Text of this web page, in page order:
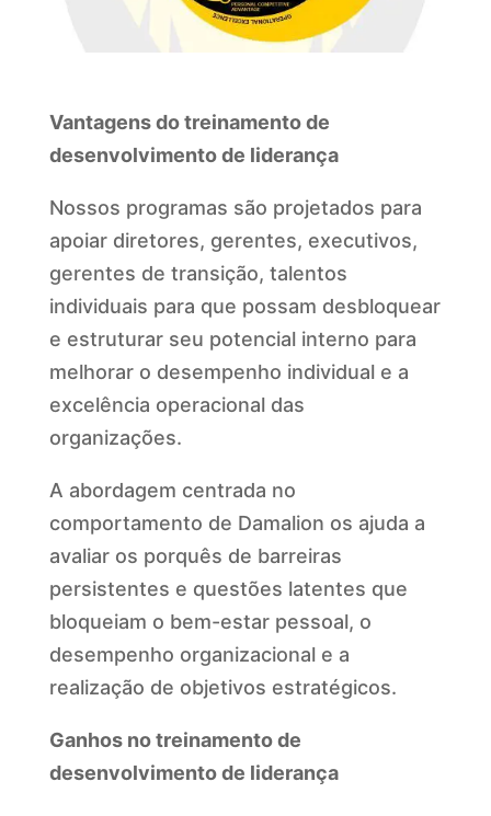
Vantagens do treinamento de
desenvolvimento de liderança
Nossos programas são projetados para
apoiar diretores, gerentes, executivos,
gerentes de transição, talentos
individuais para que possam desbloquear
e estruturar seu potencial interno para
melhorar o desempenho individual e a
excelência operacional das
organizações.
A abordagem centrada no
comportamento de Damalion os ajuda a
avaliar os porquês de barreiras
persistentes e questões latentes que
bloqueiam o bem-estar pessoal, o
desempenho organizacional e a
realização de objetivos estratégicos.
Ganhos no treinamento de
desenvolvimento de liderança